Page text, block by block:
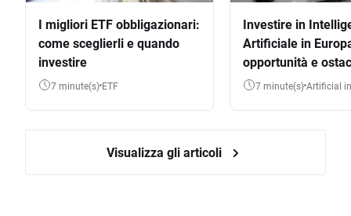
I migliori ETF obbligazionari:
come sceglierli e quando
investire
7 minute(s) ETF
Investire in
Artificiale in
opportunità e
7 minute(s) Artificial
Visualizza gli articoli